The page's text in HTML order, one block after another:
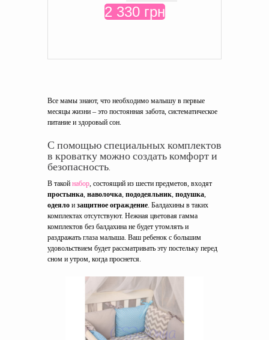
2 330 грн
Все мамы знают, что необходимо малышу в первые
месяцы жизни – это постоянная забота, систематическое
питание и здоровый сон.
С помощью специальных комплектов
в кроватку можно создать комфорт и
безопасность.
В такой набор, состоящий из шести предметов, входят
простынка, наволочка, пододеяльник, подушка,
одеяло и защитное ограждение. Балдахины в таких
комплектах отсутствуют. Нежная цветовая гамма
комплектов без балдахина не будет утомлять и
раздражать глаза малыша. Ваш ребенок с большим
удовольствием будет рассматривать эту постельку перед
сном и утром, когда проснется.